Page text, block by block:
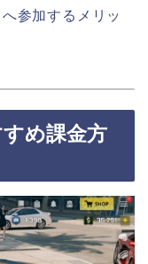
参加するメリッ
め課金方